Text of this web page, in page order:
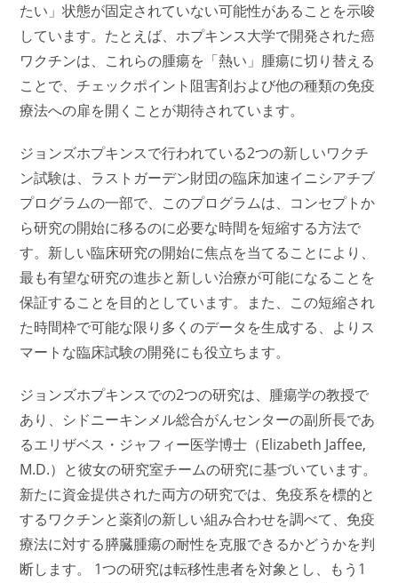
たい」状態が固定されていない可能性があることを示唆
しています。たとえば、ホプキンス大学で開発された癌
ワクチンは、これらの腫瘍を「熱い」腫瘍に切り替える
ことで、チェックポイント阻害剤および他の種類の免疫
療法への扉を開くことが期待されています。
ジョンズホプキンスで行われている2つの新しいワクチ
ン試験は、ラストガーデン財団の臨床加速イニシアチブ
プログラムの一部で、このプログラムは、コンセプトか
ら研究の開始に移るのに必要な時間を短縮する方法で
す。新しい臨床研究の開始に焦点を当てることにより、
最も有望な研究の進歩と新しい治療が可能になることを
保証することを目的としています。また、この短縮され
た時間枠で可能な限り多くのデータを生成する、よりス
マートな臨床試験の開発にも役立ちます。
ジョンズホプキンスでの2つの研究は、腫瘍学の教授で
あり、シドニーキンメル総合がんセンターの副所長であ
るエリザベス・ジャフィー医学博士（Elizabeth Jaffee,
M.D.）と彼女の研究室チームの研究に基づいています。
新たに資金提供された両方の研究では、免疫系を標的と
するワクチンと薬剤の新しい組み合わせを調べて、免疫
療法に対する膵臓腫瘍の耐性を克服できるかどうかを判
断します。 1つの研究は転移性患者を対象とし、もう1